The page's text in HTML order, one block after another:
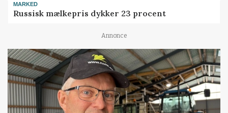
MARKED
Russisk mælkepris dykker 23 procent
Annonce